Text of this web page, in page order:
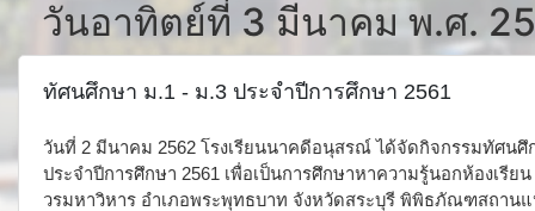
วันอาทิตย์ที่ 3 มีนาคม พ.ศ.
ทัศนศึกษา ม.1 - ม.3 ประจำปีการศึกษา 2561
วันที่ 2 มีนาคม 2562 โรงเรียนนาคดีอนุสรณ์ ได้จัดกิจกรรมทัศน
ประจำปีการศึกษา 2561 เพื่อเป็นการศึกษาหาความรู้นอกห้องเรี
วรมหาวิหาร อำเภอพระพุทธบาท จังหวัดสระบุรี พิพิธภัณฑสถาน